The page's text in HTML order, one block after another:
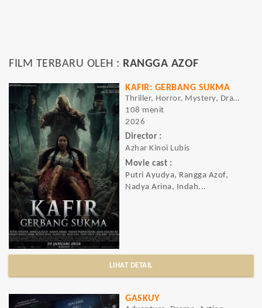
FILM TERBARU OLEH : RANGGA AZOF
KAFIR: GERBANG SUKMA
Thriller, Horror, Mystery, Drama
108 menit
2026
Director :
Azhar Kinoi Lubis
Movie cast :
Putri Ayudya, Rangga Azof,
Nadya Arina, Indah...
LIHAT DETAIL
GASKUY